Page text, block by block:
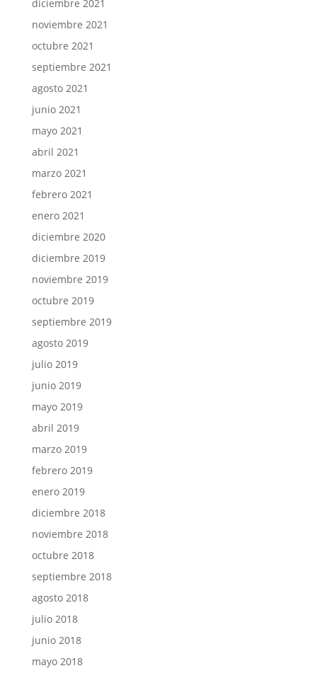
diciembre 2021
noviembre 2021
octubre 2021
septiembre 2021
agosto 2021
junio 2021
mayo 2021
abril 2021
marzo 2021
febrero 2021
enero 2021
diciembre 2020
diciembre 2019
noviembre 2019
octubre 2019
septiembre 2019
agosto 2019
julio 2019
junio 2019
mayo 2019
abril 2019
marzo 2019
febrero 2019
enero 2019
diciembre 2018
noviembre 2018
octubre 2018
septiembre 2018
agosto 2018
julio 2018
junio 2018
mayo 2018